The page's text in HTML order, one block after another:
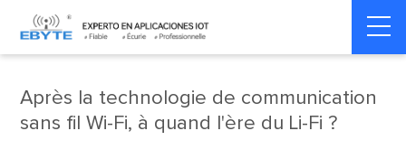
Home > Industrial IoT > Industrial IoT
Après la technologie de communication
sans fil Wi-Fi, à quand l'ère du Li-Fi ?